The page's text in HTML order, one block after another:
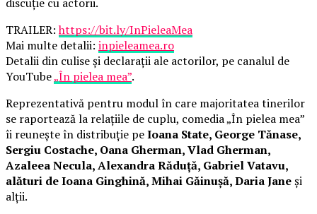
TRAILER:https://bit.ly/InPieleaMea
Mai multe detalii: inpieleamea.ro
Detalii din culise și declarații ale actorilor, pe canalul de
YouTube„În pielea mea”.
Reprezentativă pentru modul în care majoritatea tinerilor
se raportează la relațiile de cuplu, comedia „În pielea mea”
îi reunește în distribuție peIoana State, George Tănase,
Sergiu Costache, Oana Gherman, Vlad Gherman,
Azaleea Necula, Alexandra Răduță, Gabriel Vatavu,
alături de Ioana Ginghină, Mihai Găinușă, Daria Janeși
alții.